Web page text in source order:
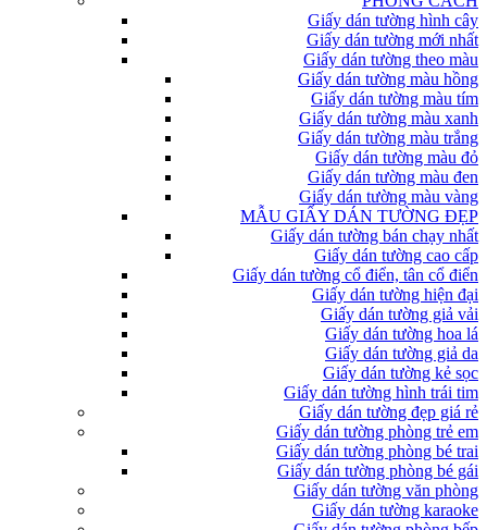
Giấy dán tường hình cây
Giấy dán tường mới nhất
Giấy dán tường theo màu
Giấy dán tường màu hồng
Giấy dán tường màu tím
Giấy dán tường màu xanh
Giấy dán tường màu trắng
Giấy dán tường màu đỏ
Giấy dán tường màu đen
Giấy dán tường màu vàng
MẪU GIẤY DÁN TƯỜNG ĐẸP
Giấy dán tường bán chạy nhất
Giấy dán tường cao cấp
Giấy dán tường cổ điển, tân cổ điển
Giấy dán tường hiện đại
Giấy dán tường giả vải
Giấy dán tường hoa lá
Giấy dán tường giả da
Giấy dán tường kẻ sọc
Giấy dán tường hình trái tim
Giấy dán tường đẹp giá rẻ
Giấy dán tường phòng trẻ em
Giấy dán tường phòng bé trai
Giấy dán tường phòng bé gái
Giấy dán tường văn phòng
Giấy dán tường karaoke